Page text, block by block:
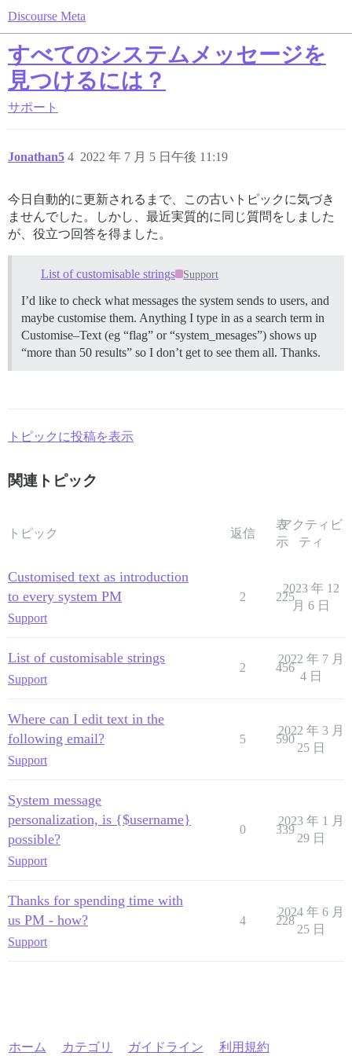
Discourse Meta
すべてのシステムメッセージを
見つけるには？
サポート
Jonathan5 2022 年 7 月 5 日午後 11:19
4
今日自動的に更新されるまで、この古いトピックに気づき
ませんでした。しかし、最近実質的に同じ質問をしました
が、役立つ回答を得ました。
List of customisable strings Support
I’d like to check what messages the system sends to users, and
maybe customise them. Anything I type in as a search term in
Customise–Text (eg “flag” or “system_mesages”) shows up
“more than 50 results” so I don’t get to see them all. Thanks.
トピックに投稿を表示
関連トピック
トピック 返信
表
示
アクティビ
ティ
Customised text as introduction
to every system PM
Support
2 225
2023 年 12
月 6 日
List of customisable strings
Support
2 456
2022 年 7 月
4 日
Where can I edit text in the
following email?
Support
5 590
2022 年 3 月
25 日
System message
personalization, is {$username}
possible?
Support
0 339
2023 年 1 月
29 日
Thanks for spending time with
us PM - how?
Support
4 228
2024 年 6 月
25 日
ホーム カテゴリ ガイドライン 利用規約